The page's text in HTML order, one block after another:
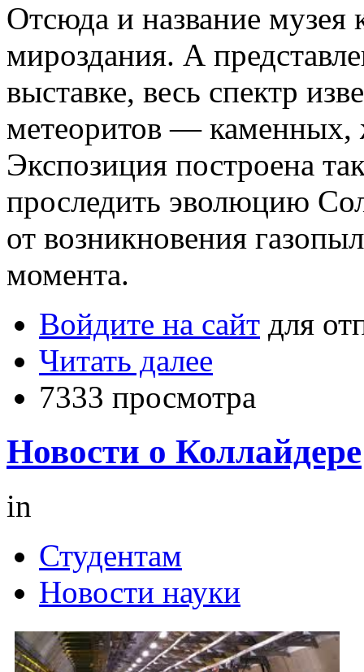
Отсюда и название музея
мироздания. А
выставке, весь спектр
метеоритов — каменных,
Экспозиция построена
проследить эволюцию
от возникновения
момента.
Войдите на сайт для
Читать далее
7333 просмотра
Новости о Коллайдере
in
Студентам
Новости науки